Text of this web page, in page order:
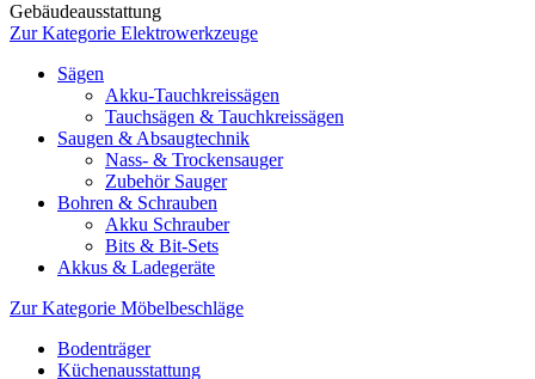
Gebäudeausstattung
Zur Kategorie Elektrowerkzeuge
Sägen
Akku-Tauchkreissägen
Tauchsägen & Tauchkreissägen
Saugen & Absaugtechnik
Nass- & Trockensauger
Zubehör Sauger
Bohren & Schrauben
Akku Schrauber
Bits & Bit-Sets
Akkus & Ladegeräte
Zur Kategorie Möbelbeschläge
Bodenträger
Küchenausstattung